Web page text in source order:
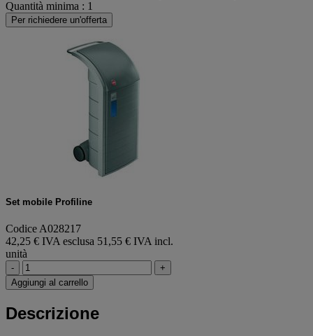
Quantità minima : 1
Per richiedere un'offerta
Set mobile Profiline
Codice A028217
42,25 € IVA esclusa 51,55 € IVA incl.
unità
-
+
Aggiungi al carrello
Descrizione